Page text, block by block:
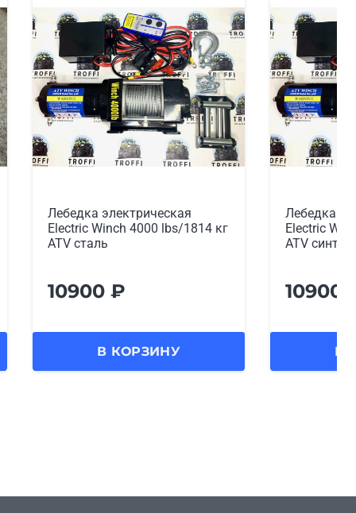
Лебедка электрическая
Electric Winch 4000 lbs/1814 кг
ATV сталь
10900₽
В КОРЗИНУ
Лебедка
Electric
ATV
10900
В